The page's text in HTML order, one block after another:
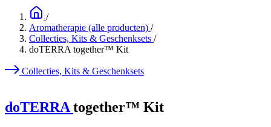
/
Aromatherapie (alle producten) /
Collecties, Kits & Geschenksets /
doTERRA together™ Kit
Collecties, Kits & Geschenksets
doTERRAtogether™ Kit